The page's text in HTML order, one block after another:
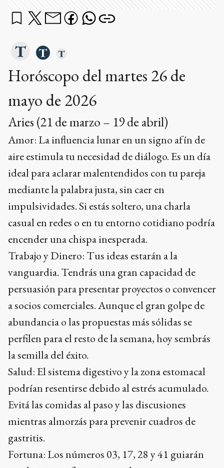
Horóscopo del martes 26 de
mayo de 2026
Aries (21 de marzo – 19 de abril)
Amor: La influencia lunar en un signo afín de
aire estimula tu necesidad de diálogo. Es un día
ideal para aclarar malentendidos con tu pareja
mediante la palabra justa, sin caer en
impulsividades. Si estás soltero, una charla
casual en redes o en tu entorno cotidiano podría
encender una chispa inesperada.
Trabajo y Dinero: Tus ideas estarán a la
vanguardia. Tendrás una gran capacidad de
persuasión para presentar proyectos o convencer
a socios comerciales. Aunque el gran golpe de
abundancia o las propuestas más sólidas se
perfilen para el resto de la semana, hoy sembrás
la semilla del éxito.
Salud: El sistema digestivo y la zona estomacal
podrían resentirse debido al estrés acumulado.
Evitá las comidas al paso y las discusiones
mientras almorzás para prevenir cuadros de
gastritis.
Fortuna: Los números 03, 17, 28 y 41 guiarán